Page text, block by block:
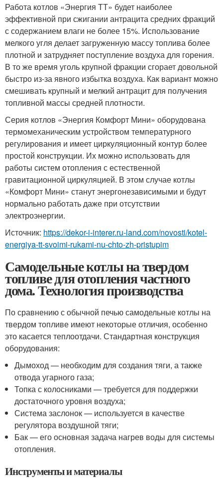
Работа котлов «Энергия ТТ» будет наиболее
эффективной при сжигании антрацита средних фракций
с содержанием влаги не более 15%. Использование
мелкого угля делает загруженную массу топлива более
плотной и затрудняет поступление воздуха для горения.
В то же время уголь крупной фракции сгорает довольной
быстро из-за явного избытка воздуха. Как вариант можно
смешивать крупный и мелкий антрацит для получения
топливной массы средней плотности.
Серия котлов «Энергия Комфорт Мини» оборудована
термомеханическим устройством температурного
регулирования и имеет циркуляционный контур более
простой конструкции. Их можно использовать для
работы систем отопления с естественной
гравитационной циркуляцией. В этом случае котлы
«Комфорт Мини» станут энергонезависимыми и будут
нормально работать даже при отсутствии
электроэнергии.
Источник: https://dekor-i-interer.ru-land.com/novosti/kotel-
energiya-tt-svoimi-rukami-nu-chto-zh-pristupim
Самодельные котлы на твердом
топливе для отопления частного
дома. Технология производства
По сравнению с обычной печью самодельные котлы на
твердом топливе имеют некоторые отличия, особенно
это касается теплоотдачи. Стандартная конструкция
оборудования:
Дымоход — необходим для создания тяги, а также
отвода угарного газа;
Топка с колосниками — требуется для поддержки
достаточного уровня воздуха;
Система заслонок — используется в качестве
регулятора воздушной тяги;
Бак — его основная задача нагрев воды для системы
отопления.
Инструменты и материалы